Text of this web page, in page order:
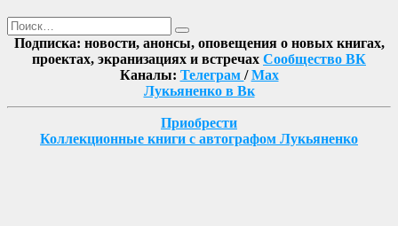
Поиск
Найти
Подписка: новости, анонсы, оповещения о новых книгах,
проектах, экранизациях и встречах Сообщество ВК
Каналы: Телеграм /Max
Лукьяненко в Вк
Приобрести
Коллекционные книги с автографом Лукьяненко